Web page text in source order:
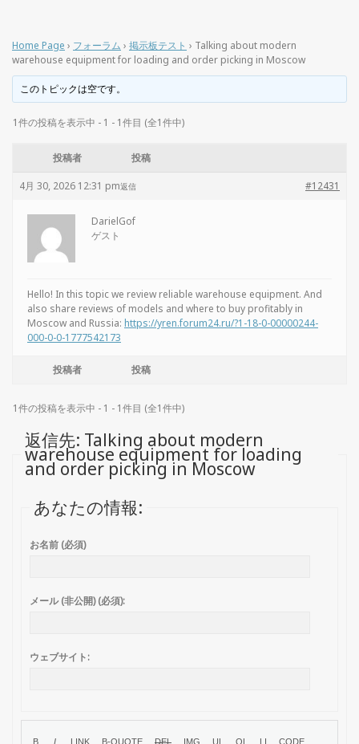
Home Page › フォーラム › 掲示板テスト › Talking about modern
warehouse equipment for loading and order picking in Moscow
このトピックは空です。
1件の投稿を表示中 - 1 - 1件目 (全1件中)
投稿者 投稿
4月 30, 2026 12:31 pm #12431
返信
DarielGof
ゲスト
Hello! In this topic we review reliable warehouse equipment. And
also share reviews of models and where to buy profitably in
Moscow and Russia: https://yren.forum24.ru/?1-18-0-00000244-
000-0-0-1777542173
投稿者 投稿
1件の投稿を表示中 - 1 - 1件目 (全1件中)
返信先: Talking about modern
warehouse equipment for loading
and order picking in Moscow
あなたの情報:
お名前 (必須)
メール (非公開) (必須):
ウェブサイト: